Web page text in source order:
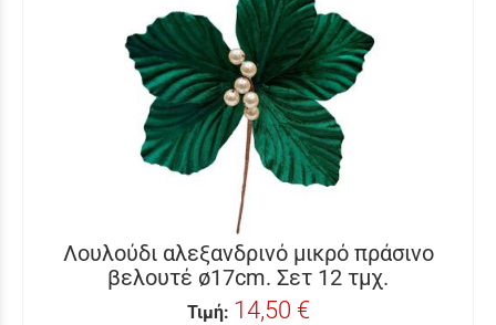
Λουλούδι αλεξανδρινό μικρό πράσινο
βελουτέ ø17cm. Σετ 12 τμχ.
Τιμή: 14,50 €